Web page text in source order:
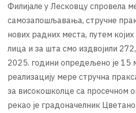
Филијале у Лесковцу спровела
самозапошљавања, стручне
нових радних места, путем
лица и за шта смо издвојили
2025. години опредељено је 15
реализацију мере стручна
за високошколце са просечном
рекао је градоначелник